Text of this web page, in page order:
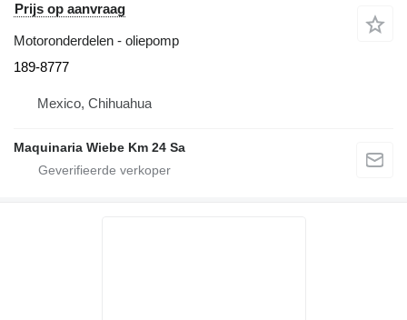
Prijs op aanvraag
Motoronderdelen - oliepomp
189-8777
Mexico, Chihuahua
Maquinaria Wiebe Km 24 Sa